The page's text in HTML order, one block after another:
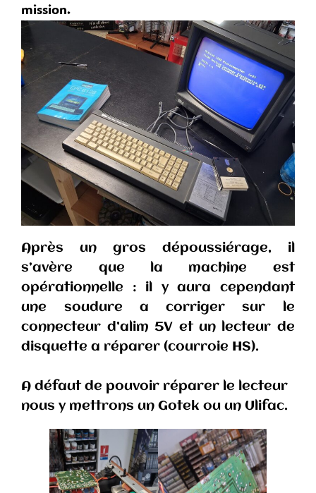
mission.
Après un gros dépoussiérage, il
s’avère que la machine est
opérationnelle : il y aura cependant
une soudure a corriger sur le
connecteur d’alim 5V et un lecteur de
disquette a réparer (courroie HS).
A défaut de pouvoir réparer le lecteur
nous y mettrons un Gotek ou un Ulifac.